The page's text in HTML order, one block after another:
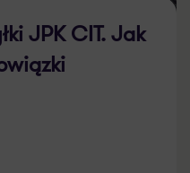
JPK CIT. Jak